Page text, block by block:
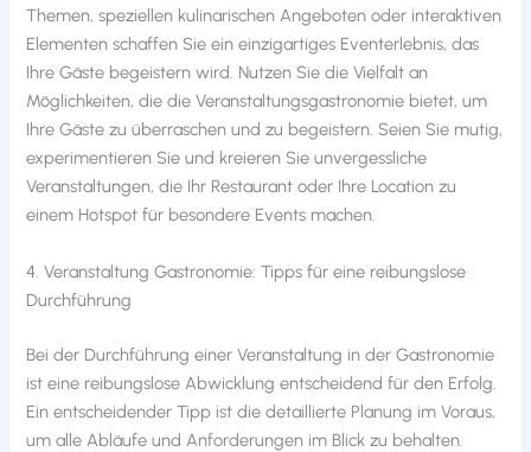
Themen, speziellen kulinarischen Angeboten oder interaktiven
Elementen schaffen Sie ein einzigartiges Eventerlebnis, das
Ihre Gäste begeistern wird. Nutzen Sie die Vielfalt an
Möglichkeiten, die die Veranstaltungsgastronomie bietet, um
Ihre Gäste zu überraschen und zu begeistern. Seien Sie mutig,
experimentieren Sie und kreieren Sie unvergessliche
Veranstaltungen, die Ihr Restaurant oder Ihre Location zu
einem Hotspot für besondere Events machen.
4. Veranstaltung Gastronomie: Tipps für eine reibungslose
Durchführung
Bei der Durchführung einer Veranstaltung in der Gastronomie
ist eine reibungslose Abwicklung entscheidend für den Erfolg.
Ein entscheidender Tipp ist die detaillierte Planung im Voraus,
um alle Abläufe und Anforderungen im Blick zu behalten.